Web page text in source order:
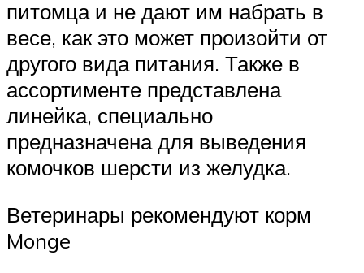
питомца и не дают им набрать в
весе, как это может произойти от
другого вида питания. Также в
ассортименте представлена
линейка, специально
предназначена для выведения
комочков шерсти из желудка.
Ветеринары рекомендуют корм
Monge